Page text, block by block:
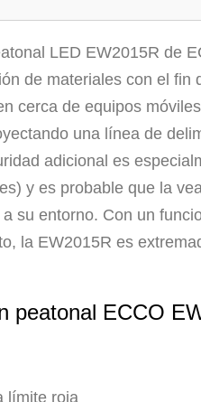
LED EW2015R de
de materiales con el
cerca de equipos
una línea de
adicional es
y es probable que la
su entorno. Con un
la EW2015R es
peatonal ECCO
límite roja